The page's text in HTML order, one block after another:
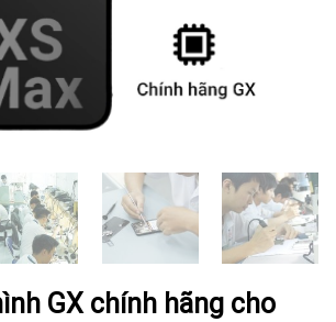
GX chính hãng cho